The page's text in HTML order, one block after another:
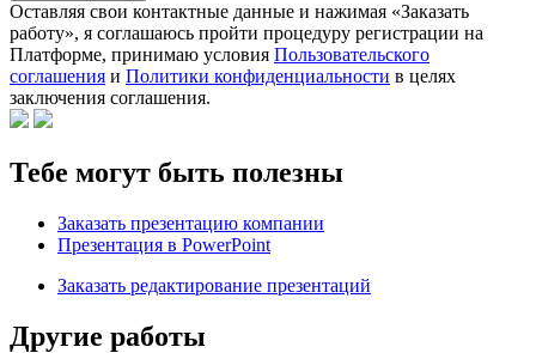
Оставляя свои контактные данные и нажимая «Заказать
работу», я соглашаюсь пройти процедуру регистрации на
Платформе, принимаю условия Пользовательского
соглашения и Политики конфиденциальности в целях
заключения соглашения.
Тебе могут быть полезны
Заказать презентацию компании
Презентация в PowerPoint
Заказать редактирование презентаций
Другие работы